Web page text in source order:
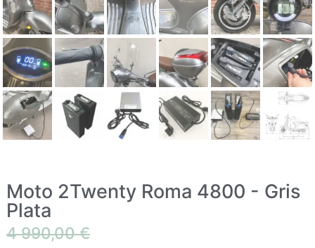
Moto 2Twenty Roma 4800 - Gris
Plata
4 990,00€